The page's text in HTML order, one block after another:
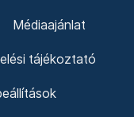
Médiaajánlat
tájékoztató